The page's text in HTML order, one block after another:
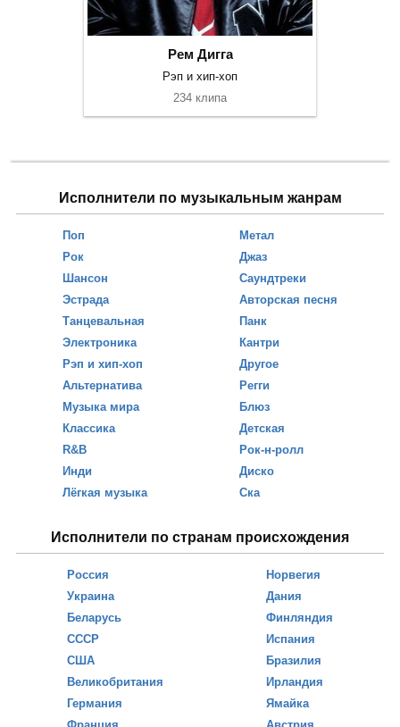
Рем Дигга
Рэп и хип-хоп
234 клипа
Исполнители по музыкальным жанрам
Поп
Рок
Шансон
Эстрада
Танцевальная
Электроника
Рэп и хип-хоп
Альтернатива
Музыка мира
Классика
R&B
Инди
Лёгкая музыка
Метал
Джаз
Саундтреки
Авторская песня
Панк
Кантри
Другое
Регги
Блюз
Детская
Рок-н-ролл
Диско
Ска
Исполнители по странам происхождения
Россия
Украина
Беларусь
СССР
США
Великобритания
Германия
Норвегия
Дания
Финляндия
Испания
Бразилия
Ирландия
Ямайка